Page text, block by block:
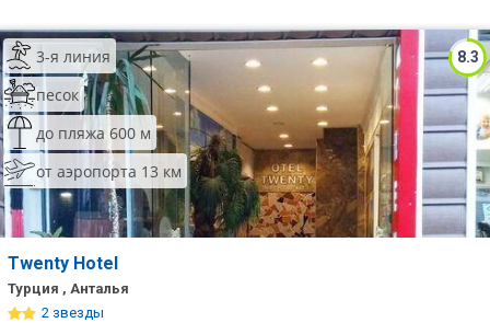
8.3
3-я линия
песок
до пляжа 600 м
от аэропорта 13 км
Twenty Hotel
Турция , Анталья
2 звезды